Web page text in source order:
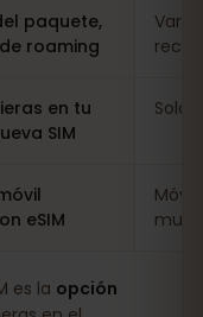
paquete,
roaming
en tu
SIM
Solo
eSIM
muy
es la opción